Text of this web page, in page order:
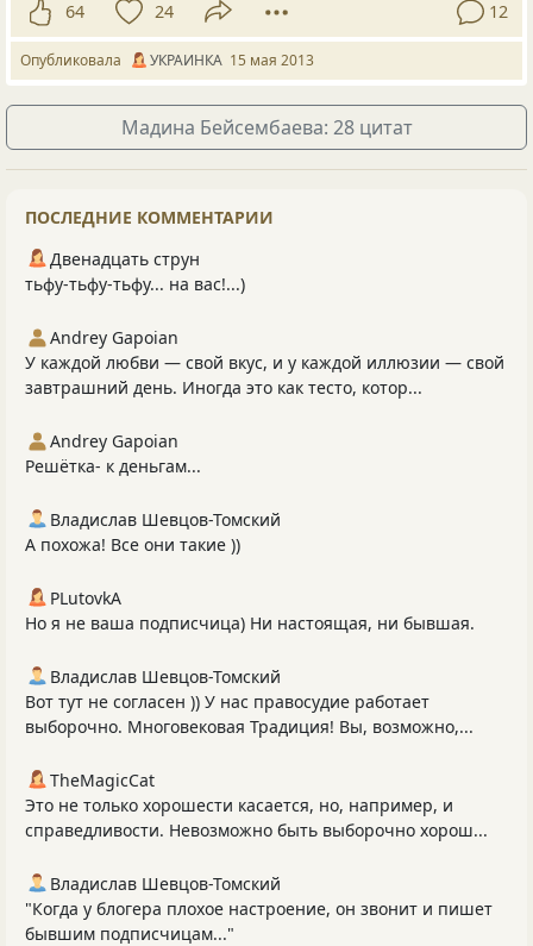
64 24 12
Опубликовала УКРАИНКА 15 мая 2013
Мадина Бейсембаева: 28 цитат
ПОСЛЕДНИЕ КОММЕНТАРИИ
Двенадцать струн
тьфу-тьфу-тьфу... на вас!...)
Andrey Gapoian
У каждой любви — свой вкус, и у каждой иллюзии — свой
завтрашний день. Иногда это как тесто, котор...
Andrey Gapoian
Решётка- к деньгам...
Владислав Шевцов-Томский
А похожа! Все они такие ))
PLutоvkА
Но я не ваша подписчица) Ни настоящая, ни бывшая.
Владислав Шевцов-Томский
Вот тут не согласен )) У нас правосудие работает
выборочно. Многовековая Традиция! Вы, возможно,...
TheMagicCat
Это не только хорошести касается, но, например, и
справедливости. Невозможно быть выборочно хорош...
Владислав Шевцов-Томский
"Когда у блогера плохое настроение, он звонит и пишет
бывшим подписчицам..."